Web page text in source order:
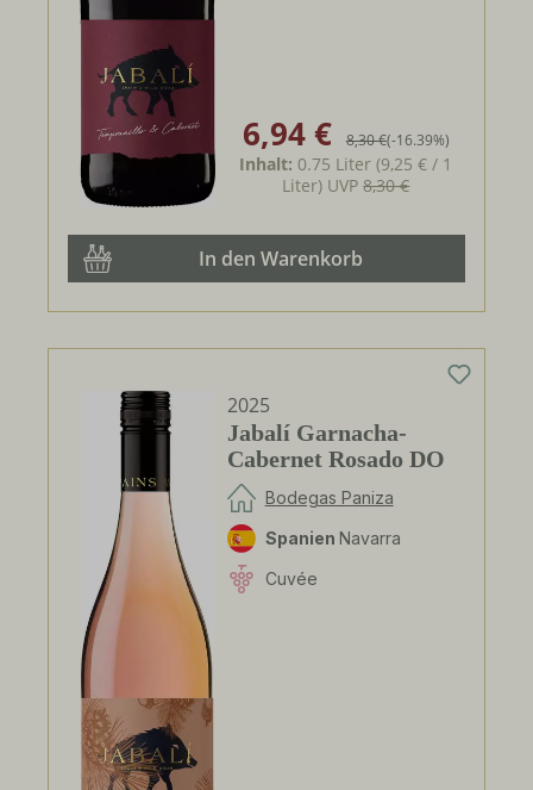
Verkaufspreis:
6,94 € Regulärer Preis:
8,30 €(-16.39%)
Inhalt: 0.75 Liter(9,25 € / 1
Liter) UVP8,30 €
In den Warenkorb
2025
Jabalí Garnacha-
Cabernet Rosado DO
Bodegas Paniza
Spanien Navarra
Cuvée